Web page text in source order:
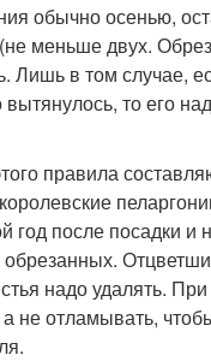
обычно осенью,
меньше двух.
Лишь в том случае,
вытянулось, то его
правила
год после посадки и
обрезанных.
надо удалять. При
не отламывать,